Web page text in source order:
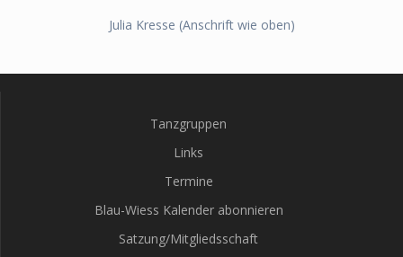
Julia Kresse (Anschrift wie oben)
Tanzgruppen
Links
Termine
Blau-Wiess Kalender abonnieren
Satzung/Mitgliedsschaft